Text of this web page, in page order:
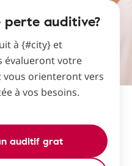
perte auditive?
à {#city} et
évalueront votre
vous orienteront vers
à vos besoins.
auditif grat